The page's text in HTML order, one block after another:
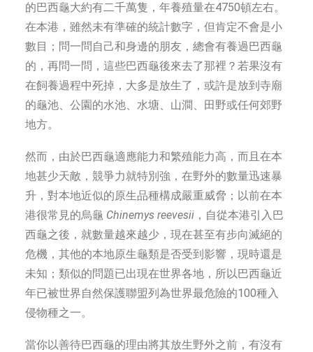
的巴西龜大約有二千萬隻，年養殖量在4750頓左右。
在本港，雖然未有準確的統計數字，但肯定不會是小
數目；問一問自己和身邊的朋友，總會有養過巴西龜
的，再問一問，這些巴西龜後來去了那裡？若果沒有
在飼養過程中死掉，大多是放生了，或許是放到寺廟
的龜池、公園的水池、水塘、山澗、田野或任何郊野
地方。
然而，由於巴西龜適應能力和繁殖能力高，而且在本
地甚少天敵，競爭力就特別強，在野外的數量迅速暴
升，對本地近似的原生品種構成嚴重威脅；以前在本
港很常見的烏龜 Chinemys reevesii ，自從本港引入巴
西龜之後，就數量越來越少，現在甚至有步向滅絕的
危機，其他的本地原生龜類是否受到影響，現時還是
未知；類似的問題已出現在世界各地，所以巴西龜近
年已被世界自然保護聯盟列為世界最危險的100種入
侵物種之一。
當你以善待巴西龜的理由將其放生野外之前，有沒有